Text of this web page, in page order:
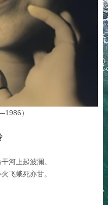
）
河上起波澜。
飞蛾死亦甘。